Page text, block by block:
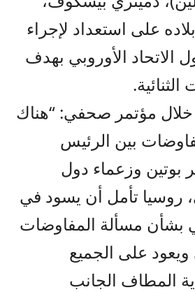
على استعداد لإجراء
الاتحاد الأوروبي بهدف
مؤتمر صحفي: “هناك
بين الرئيس
بوتين وزعماء دول
روسيا تأمل أن يسود في
بشأن مسألة المفاوضات
ويعود على الجميع
المطاف الجانب